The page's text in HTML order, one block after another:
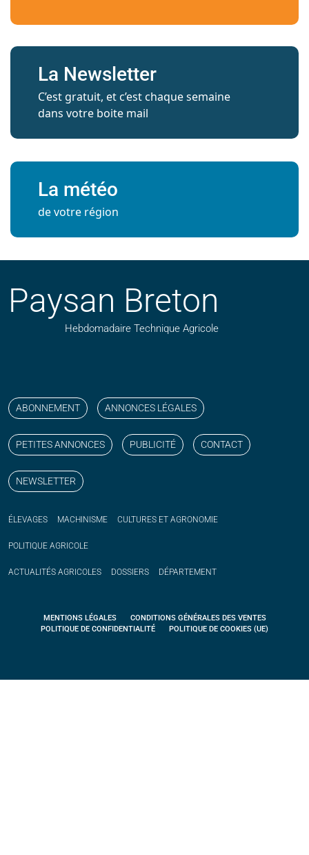
La Newsletter
C’est gratuit, et c’est chaque semaine
dans votre boite mail
La météo
de votre région
Paysan Breton
Hebdomadaire Technique Agricole
ABONNEMENT ANNONCES LÉGALES
PETITES ANNONCES PUBLICITÉ CONTACT
NEWSLETTER
ÉLEVAGES MACHINISME CULTURES ET AGRONOMIE
POLITIQUE AGRICOLE
ACTUALITÉS AGRICOLES DOSSIERS DÉPARTEMENT
MENTIONS LÉGALES
CONDITIONS GÉNÉRALES DES VENTES
POLITIQUE DE CONFIDENTIALITÉ
POLITIQUE DE COOKIES (UE)